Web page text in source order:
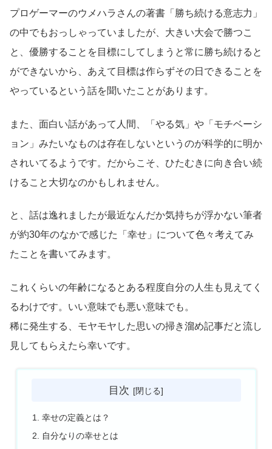
プロゲーマーのウメハラさんの著書「勝ち続ける意志力」
の中でもおっしゃっていましたが、大きい大会で勝つこ
と、優勝することを目標にしてしまうと常に勝ち続けると
ができないから、あえて目標は作らずその日できることを
やっているという話を聞いたことがあります。
また、面白い話があって人間、「やる気」や「モチベーシ
ョン」みたいなものは存在しないというのが科学的に明か
されいてるようです。だからこそ、ひたむきに向き合い続
けること大切なのかもしれません。
と、話は逸れましたが最近なんだか気持ちが浮かない筆者
が約30年のなかで感じた「幸せ」について色々考えてみ
たことを書いてみます。
これくらいの年齢になるとある程度自分の人生も見えてく
るわけです。いい意味でも悪い意味でも。
稀に発生する、モヤモヤした思いの掃き溜め記事だと流し
見してもらえたら幸いです。
目次
幸せの定義とは？
自分なりの幸せとは